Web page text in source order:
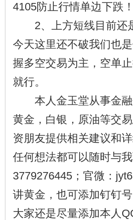
4105防止行情单边下跌！
2、上方短线目前还
今天这里还不破我们也
握多空交易为主，空单
就行。
本人金玉堂从事金融
黄金，白银，原油等交
资朋友提供相关建议和
任何想法都可以随时与
3779276445；官微：
讲黄金，也可添加钉钉
大家还是尽量添加本人